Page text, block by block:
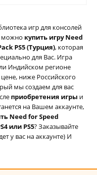
игр для консолей
можно купить игру Need
PS5 (Турция), которая
для Вас. Игра
Индийском регионе
ниже Российского
мы создаем для вас
приобретения игры и
на Вашем аккаунте,
Need for Speed
или PS5? Заказывайте
у вас на аккаунте) И